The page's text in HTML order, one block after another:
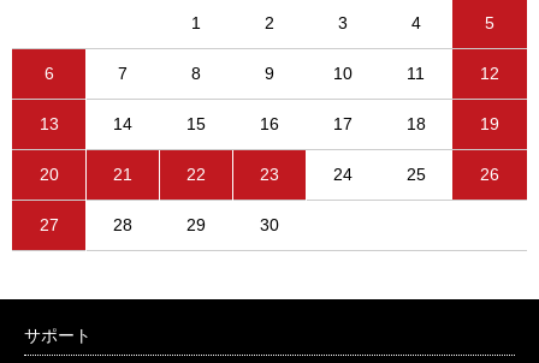
1 2 3 4 5
6 7 8 9 10 11 12
13 14 15 16 17 18 19
20 21 22 23 24 25 26
27 28 29 30
サポート